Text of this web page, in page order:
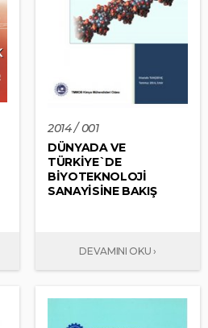
2014 / 001
DÜNYADA VE
TÜRKİYE`DE
BİYOTEKNOLOJİ
SANAYİSİNE BAKIŞ